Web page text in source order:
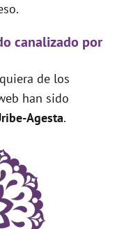
canalizado por
de los
han sido
Agesta.